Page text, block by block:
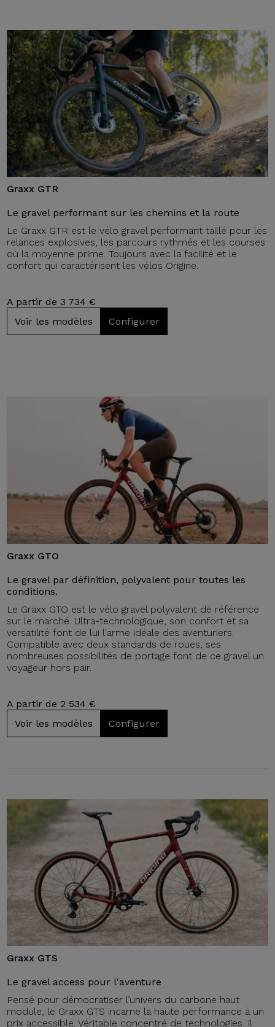
Graxx GTR
Le gravel performant sur les chemins et la route
Le Graxx GTR est le vélo gravel performant taillé pour les
relances explosives, les parcours rythmés et les courses
où la moyenne prime. Toujours avec la facilité et le
confort qui caractérisent les vélos Origine.
A partir de 3 734 €
Voir les modèles
Configurer
Graxx GTO
Le gravel par définition, polyvalent pour toutes les
conditions.
Le Graxx GTO est le vélo gravel polyvalent de référence
sur le marché. Ultra-technologique, son confort et sa
versatilité font de lui l'arme idéale des aventuriers.
Compatible avec deux standards de roues, ses
nombreuses possibilités de portage font de ce gravel un
voyageur hors pair.
A partir de 2 534 €
Voir les modèles
Configurer
Graxx GTS
Le gravel access pour l'aventure
Pensé pour démocratiser l’univers du carbone haut
module, le Graxx GTS incarne la haute performance à un
prix accessible. Véritable concentré de technologies, il